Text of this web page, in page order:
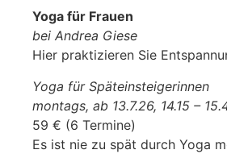
Yoga für Frauen
bei Andrea Giese
Hier praktizieren Sie
Yoga für Späteinsteigerinnen
montags, ab 13.7.26, 14.15 –
59 € (6 Termine)
Es ist nie zu spät durch Yoga